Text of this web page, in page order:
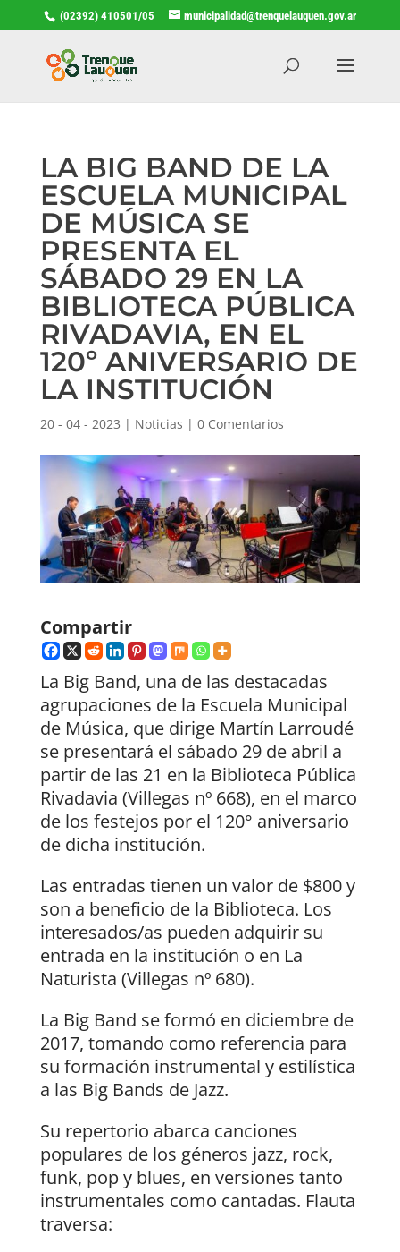
(02392) 410501/05 municipalidad@trenquelauquen.gov.ar
LA BIG BAND DE LA
ESCUELA MUNICIPAL
DE MÚSICA SE
PRESENTA EL
SÁBADO 29 EN LA
BIBLIOTECA PÚBLICA
RIVADAVIA, EN EL
120º ANIVERSARIO DE
LA INSTITUCIÓN
20 - 04 - 2023 | Noticias | 0 Comentarios
Compartir
La Big Band, una de las destacadas
agrupaciones de la Escuela Municipal
de Música, que dirige Martín Larroudé
se presentará el sábado 29 de abril a
partir de las 21 en la Biblioteca Pública
Rivadavia (Villegas nº 668), en el marco
de los festejos por el 120° aniversario
de dicha institución.
Las entradas tienen un valor de $800 y
son a beneficio de la Biblioteca. Los
interesados/as pueden adquirir su
entrada en la institución o en La
Naturista (Villegas nº 680).
La Big Band se formó en diciembre de
2017, tomando como referencia para
su formación instrumental y estilística
a las Big Bands de Jazz.
Su repertorio abarca canciones
populares de los géneros jazz, rock,
funk, pop y blues, en versiones tanto
instrumentales como cantadas. Flauta
traversa: